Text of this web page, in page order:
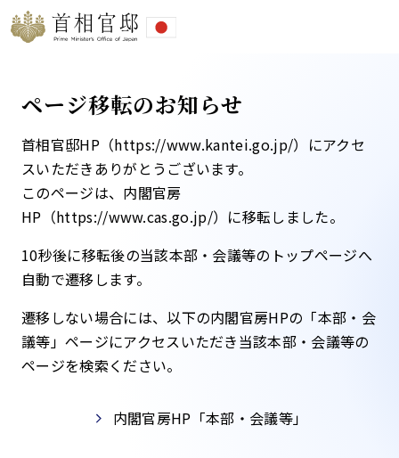
ページ移転のお知らせ
首相官邸HP（https://www.kantei.go.jp/）にアクセ
スいただきありがとうございます。
このページは、内閣官房
HP（https://www.cas.go.jp/）に移転しました。​
10秒後に移転後の当該本部・会議等のトップページへ
自動で遷移します。​
遷移しない場合には、以下の内閣官房HPの「本部・会
議等」ページにアクセスいただき当該本部・会議等の
ページを検索ください。​
内閣官房HP「本部・会議等」​